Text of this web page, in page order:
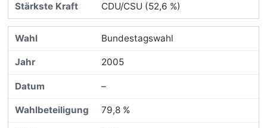
CDU/CSU (52,6 %)
Bundestagswahl
2005
–
79,8 %